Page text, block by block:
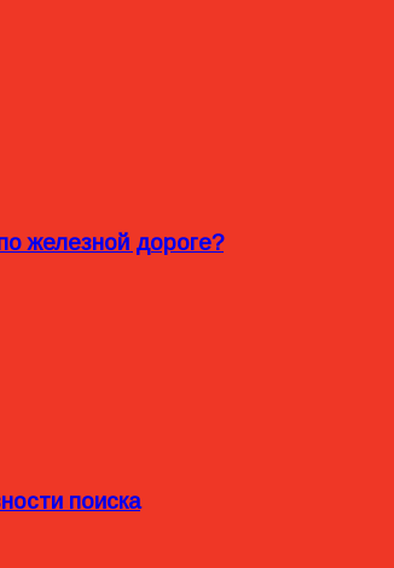
железной дороге?
поиска